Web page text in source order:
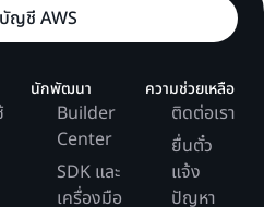
ญชี AWS
นักพัฒนา
Builder
Center
SDK และ
เครื่องมือ
ความช่วยเหลือ
ติดต่อเรา
ยื่นตั๋ว
แจ้ง
ปัญหา